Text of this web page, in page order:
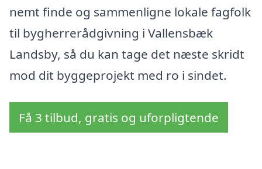
nemt finde og sammenligne lokale fagfolk
til bygherrerådgivning i Vallensbæk
Landsby, så du kan tage det næste skridt
mod dit byggeprojekt med ro i sindet.
Få 3 tilbud, gratis og uforpligtende